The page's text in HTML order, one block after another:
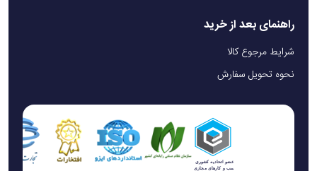
راهنمای بعد از خرید
شرایط مرجوع کالا
نحوه تحویل سفارش